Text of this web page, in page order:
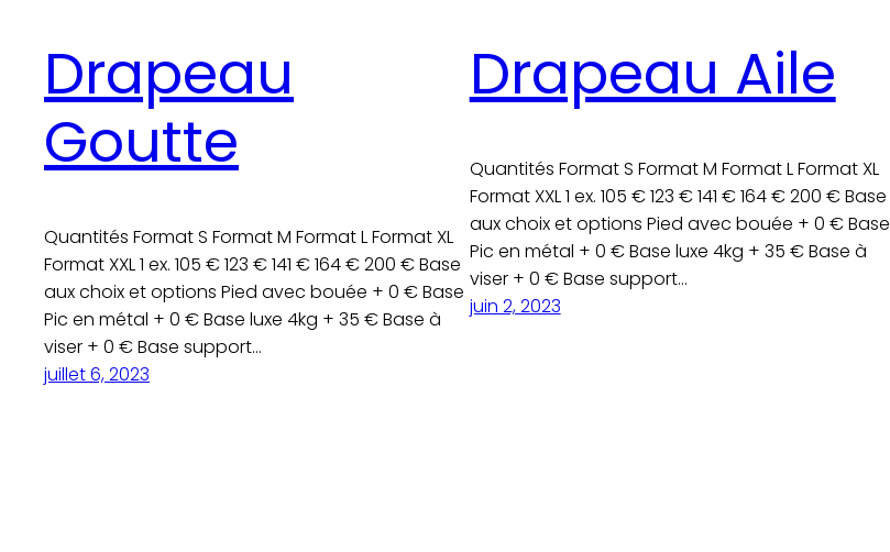
Drapeau
Goutte
Quantités Format S Format M Format L Format XL
Format XXL 1 ex. 105 € 123 € 141 € 164 € 200 € Base
aux choix et options Pied avec bouée + 0 € Base
Pic en métal + 0 € Base luxe 4kg + 35 € Base à
viser + 0 € Base support…
juillet 6, 2023
Drapeau Aile
Quantités Format S Format M Format L Format XL
Format XXL 1 ex. 105 € 123 € 141 € 164 € 200 € Base
aux choix et options Pied avec bouée + 0 € Base
Pic en métal + 0 € Base luxe 4kg + 35 € Base à
viser + 0 € Base support…
juin 2, 2023